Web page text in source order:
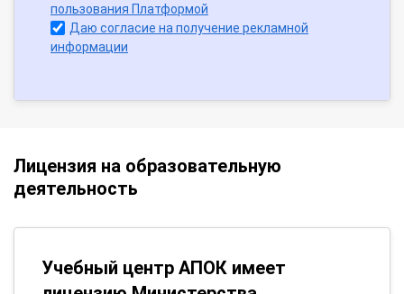
пользования Платформой
Даю согласие на получение рекламной
информации
Лицензия на образовательную
деятельность
Учебный центр АПОК имеет